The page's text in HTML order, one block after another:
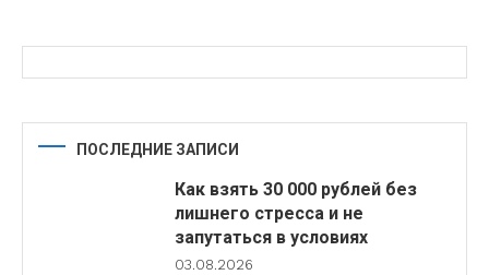
ПОСЛЕДНИЕ ЗАПИСИ
Как взять 30 000 рублей без
лишнего стресса и не
запутаться в условиях
03.08.2026